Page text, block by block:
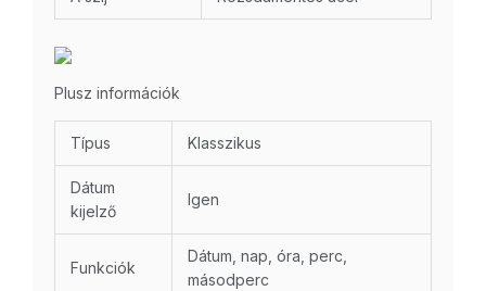
Plusz információk
Típus Klasszikus
Dátum
kijelző
Igen
Funkciók
Dátum, nap, óra, perc,
másodperc